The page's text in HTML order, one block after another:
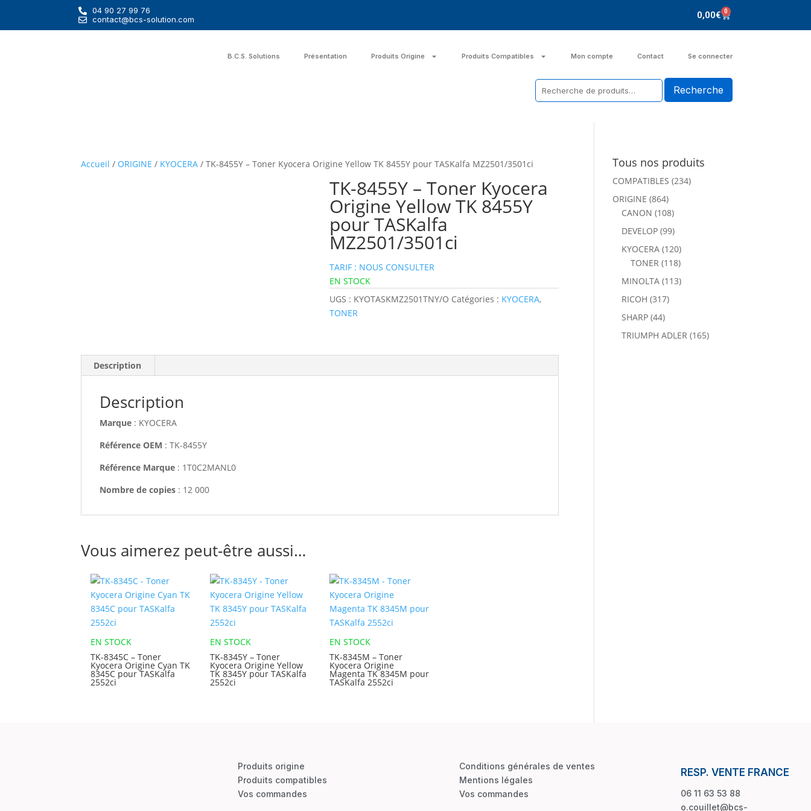
04 90 27 99 76
contact@bcs-solution.com
0,00€ 0
B.C.S. Solutions Présentation Produits Origine Produits Compatibles Mon compte Contact Se connecter
Accueil / ORIGINE / KYOCERA / TK-8455Y – Toner Kyocera Origine Yellow TK 8455Y pour TASKalfa MZ2501/3501ci
TK-8455Y – Toner Kyocera
Origine Yellow TK 8455Y
pour TASKalfa
MZ2501/3501ci
TARIF : NOUS CONSULTER
EN STOCK
UGS : KYOTASKMZ2501TNY/O Catégories : KYOCERA,
TONER
Description
Description
Marque : KYOCERA
Référence OEM : TK-8455Y
Référence Marque : 1T0C2MANL0
Nombre de copies : 12 000
Vous aimerez peut-être aussi…
EN STOCK
TK-8345C – Toner
Kyocera Origine Cyan TK
8345C pour TASKalfa
2552ci
EN STOCK
TK-8345Y – Toner
Kyocera Origine Yellow
TK 8345Y pour TASKalfa
2552ci
EN STOCK
TK-8345M – Toner
Kyocera Origine
Magenta TK 8345M pour
TASKalfa 2552ci
Tous nos produits
COMPATIBLES (234)
ORIGINE (864)
CANON (108)
DEVELOP (99)
KYOCERA (120)
TONER (118)
MINOLTA (113)
RICOH (317)
SHARP (44)
TRIUMPH ADLER (165)
Produits origine
Produits compatibles
Vos commandes
Conditions générales de ventes
Mentions légales
Vos commandes
RESP. VENTE FRANCE
06 11 63 53 88
o.couillet@bcs-